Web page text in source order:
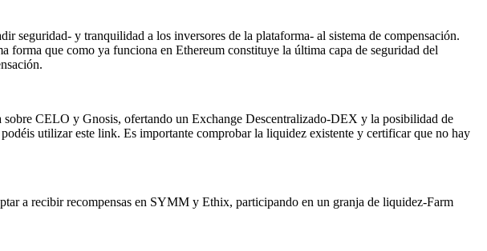
y tranquilidad a los inversores de la plataforma- al sistema de compensación.
que como ya funciona en Ethereum constituye la última capa de seguridad del
CELO y Gnosis, ofertando un Exchange Descentralizado-DEX y la posibilidad de
utilizar este link. Es importante comprobar la liquidez existente y certificar que no hay
a recibir recompensas en SYMM y Ethix, participando en un granja de liquidez-Farm